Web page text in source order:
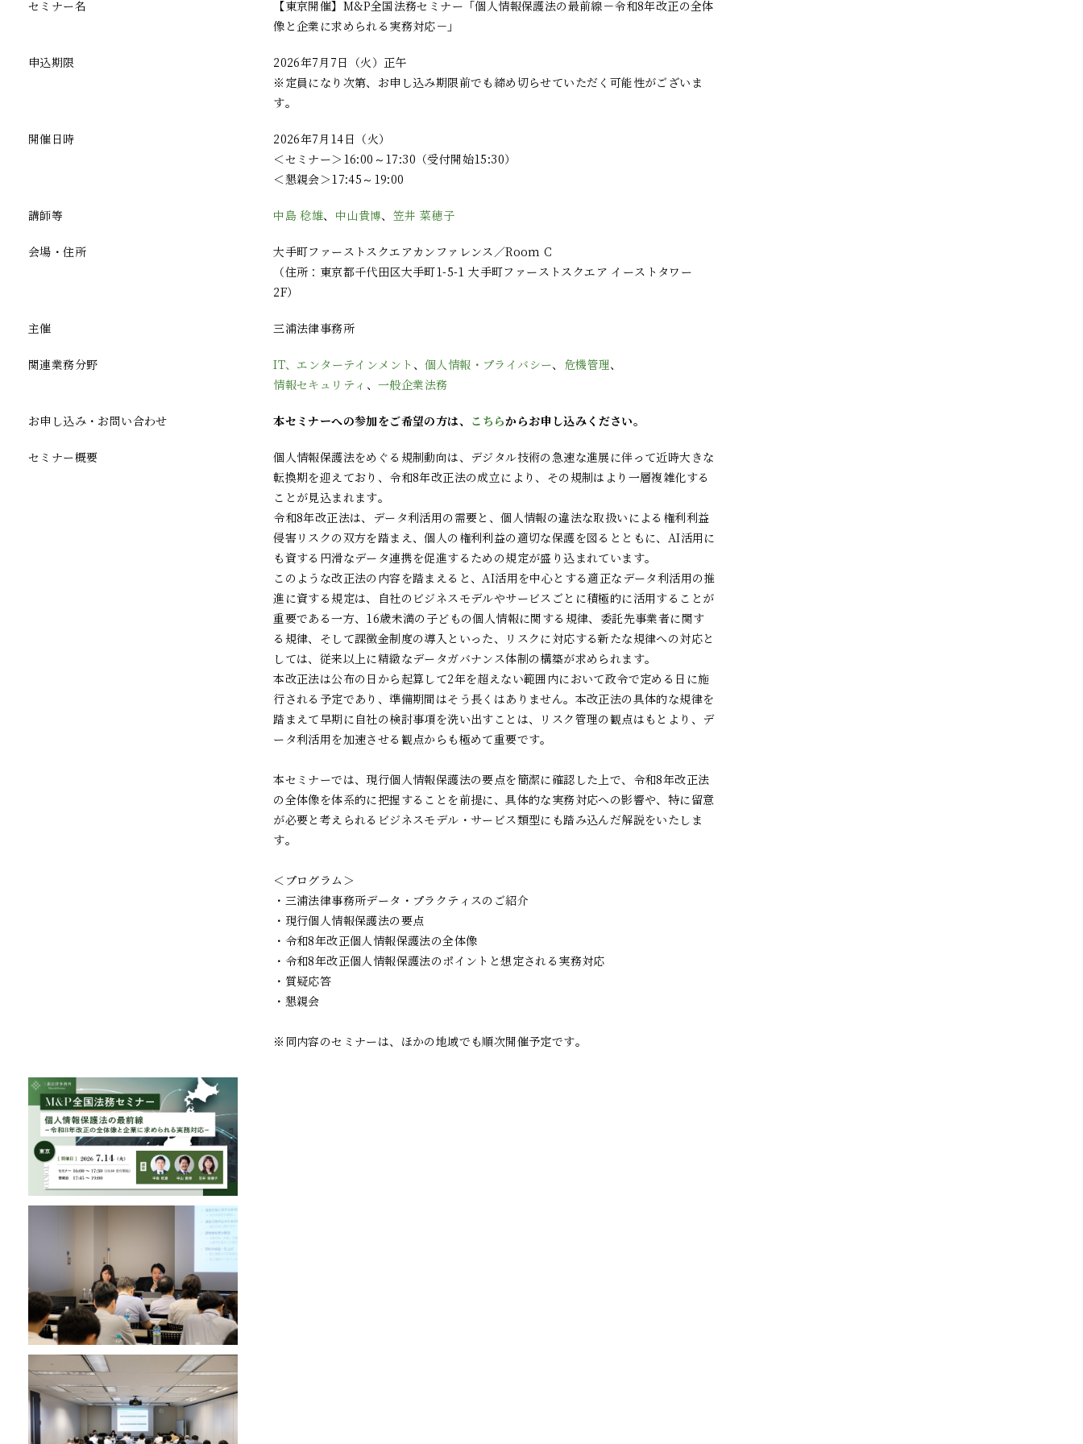
セミナー名
【東京開催】M&P全国法務セミナー「個人情報保護法の最前線－令和8年改正の全体
像と企業に求められる実務対応－」
申込期限
2026年7月7日（火）正午
※定員になり次第、お申し込み期限前でも締め切らせていただく可能性がございま
す。
開催日時
2026年7月14日（火）
＜セミナー＞16:00～17:30（受付開始15:30）
＜懇親会＞17:45～19:00
講師等 中島 稔雄、 中山貴博、 笠井 菜穂子
会場・住所
大手町ファーストスクエアカンファレンス／Room C
（住所：東京都千代田区大手町1-5-1 大手町ファーストスクエア イーストタワー
2F）
主催 三浦法律事務所
関連業務分野 IT、エンターテインメント 、 個人情報・プライバシー、 危機管理、
情報セキュリティ 、 一般企業法務
お申し込み・お問い合わせ 本セミナーへの参加をご希望の方は、 こちらからお申し込みください。
セミナー概要
個人情報保護法をめぐる規制動向は、デジタル技術の急速な進展に伴って近時大きな
転換期を迎えており、令和8年改正法の成立により、その規制はより一層複雑化する
ことが見込まれます。
令和8年改正法は、データ利活用の需要と、個人情報の違法な取扱いによる権利利益
侵害リスクの双方を踏まえ、個人の権利利益の適切な保護を図るとともに、AI活用に
も資する円滑なデータ連携を促進するための規定が盛り込まれています。
このような改正法の内容を踏まえると、AI活用を中心とする適正なデータ利活用の推
進に資する規定は、自社のビジネスモデルやサービスごとに積極的に活用することが
重要である一方、16歳未満の子どもの個人情報に関する規律、委託先事業者に関す
る規律、そして課徴金制度の導入といった、リスクに対応する新たな規律への対応と
しては、従来以上に精緻なデータガバナンス体制の構築が求められます。
本改正法は公布の日から起算して2年を超えない範囲内において政令で定める日に施
行される予定であり、準備期間はそう長くはありません。本改正法の具体的な規律を
踏まえて早期に自社の検討事項を洗い出すことは、リスク管理の観点はもとより、デ
ータ利活用を加速させる観点からも極めて重要です。
本セミナーでは、現行個人情報保護法の要点を簡潔に確認した上で、令和8年改正法
の全体像を体系的に把握することを前提に、具体的な実務対応への影響や、特に留意
が必要と考えられるビジネスモデル・サービス類型にも踏み込んだ解説をいたしま
す。
＜プログラム＞
・三浦法律事務所データ・プラクティスのご紹介
・現行個人情報保護法の要点
・令和8年改正個人情報保護法の全体像
・令和8年改正個人情報保護法のポイントと想定される実務対応
・質疑応答
・懇親会